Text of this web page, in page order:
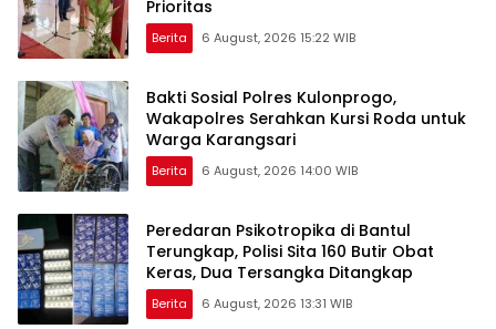
Prioritas
Berita 6 August, 2026 15:22 WIB
Bakti Sosial Polres Kulonprogo,
Wakapolres Serahkan Kursi Roda untuk
Warga Karangsari
Berita 6 August, 2026 14:00 WIB
Peredaran Psikotropika di Bantul
Terungkap, Polisi Sita 160 Butir Obat
Keras, Dua Tersangka Ditangkap
Berita 6 August, 2026 13:31 WIB